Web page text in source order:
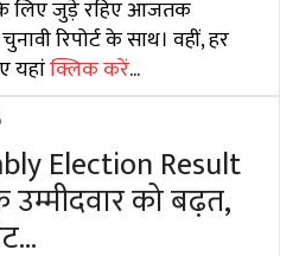
लिए जुड़े रहिए आजतक
रिपोर्ट के साथ। वहीं, हर
यहांक्लिक करें...
Election Result
उम्मीदवार को बढ़त,